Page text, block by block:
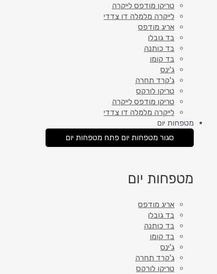
טריקו מודפס לייקרה
לייקרה מלמלה דו צדדי
אריג מודפס
בד גובלן
בד כותנה
בד קומו
ג'ינס
ג'קרד תחרה
טריקו לורקס
טריקו מודפס לייקרה
לייקרה מלמלה דו צדדי
מטפחות יום
סגור מטפחות יום פתח מטפחות יום
מטפחות יום
אריג מודפס
בד גובלן
בד כותנה
בד קומו
ג'ינס
ג'קרד תחרה
טריקו לורקס